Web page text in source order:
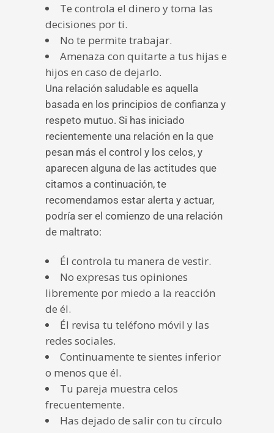
Te controla el dinero y toma las
decisiones por ti.
No te permite trabajar.
Amenaza con quitarte a tus hijas e
hijos en caso de dejarlo.
Una relación saludable es aquella
basada en los principios de confianza y
respeto mutuo. Si has iniciado
recientemente una relación en la que
pesan más el control y los celos, y
aparecen alguna de las actitudes que
citamos a continuación, te
recomendamos estar alerta y actuar,
podría ser el comienzo de una relación
de maltrato:
Él controla tu manera de vestir.
No expresas tus opiniones
libremente por miedo a la reacción
de él.
Él revisa tu teléfono móvil y las
redes sociales.
Continuamente te sientes inferior
o menos que él.
Tu pareja muestra celos
frecuentemente.
Has dejado de salir con tu círculo